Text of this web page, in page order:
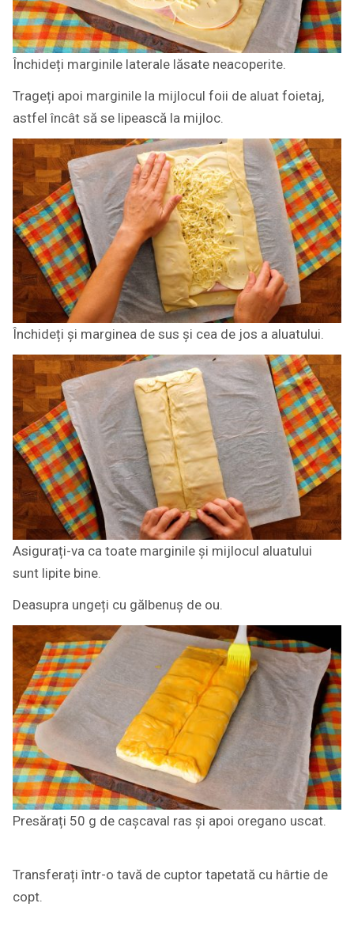
Închideți marginile laterale lăsate neacoperite.
Trageți apoi marginile la mijlocul foii de aluat foietaj,
astfel încât să se lipească la mijloc.
Închideți și marginea de sus și cea de jos a aluatului.
Asigurați-va ca toate marginile și mijlocul aluatului
sunt lipite bine.
Deasupra ungeți cu gălbenuș de ou.
Presărați 50 g de cașcaval ras și apoi oregano uscat.
Transferați într-o tavă de cuptor tapetată cu hârtie de
copt.